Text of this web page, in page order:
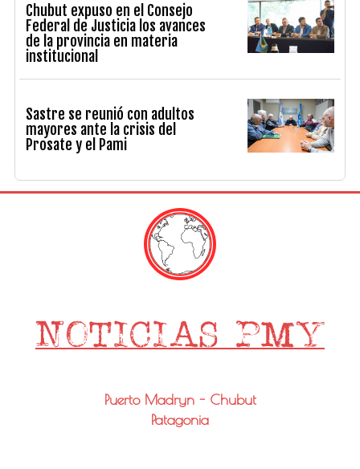
Chubut expuso en el Consejo
Federal de Justicia los avances
de la provincia en materia
institucional
Sastre se reunió con adultos
mayores ante la crisis del
Prosate y el Pami
Puerto Madryn - Chubut
Patagonia